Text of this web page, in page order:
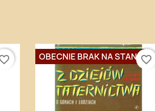
OBECNIE BRAK NA STANIEfavorite_border